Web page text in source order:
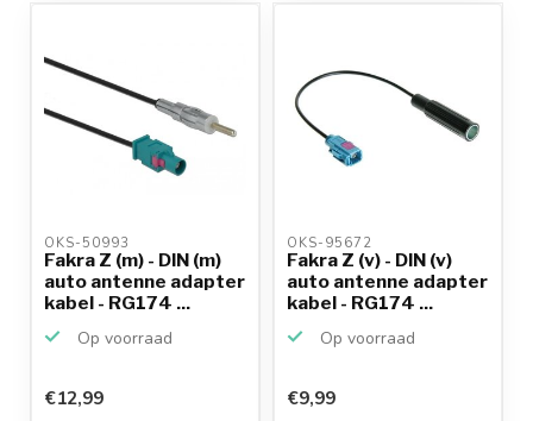
OKS-50993
Fakra Z (m) - DIN (m)
auto antenne adapter
kabel - RG174 ...
Op voorraad
€12,99
OKS-95672
Fakra Z (v) - DIN (v)
auto antenne adapter
kabel - RG174 ...
Op voorraad
€9,99